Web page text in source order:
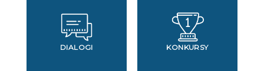
DIALOGI KONKURSY